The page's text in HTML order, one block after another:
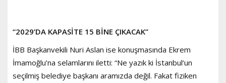
“2029’DA KAPASİTE 15 BİNE ÇIKACAK”
İBB Başkanvekili Nuri Aslan ise konuşmasında Ekrem
İmamoğlu’na selamlarını iletti: “Ne yazık ki İstanbul’un
seçilmiş belediye başkanı aramızda değil. Fakat fiziken